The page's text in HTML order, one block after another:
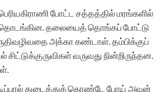
போட்ட சத்தத்தில் மரங்களில்
தொடங்கின. தலையைத் தொங்கப் போட்டு
அக்கா கண்டாள். தம்பிக்குப்
வருவது நின்றிருந்தன.
துடைத்துக் கொண்டே போய் அவன்